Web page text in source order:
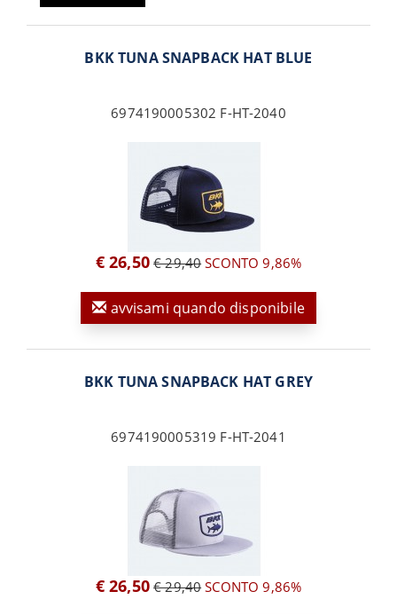
BKK TUNA SNAPBACK HAT BLUE
6974190005302 F-HT-2040
€ 26,50 € 29,40SCONTO 9,86%
avvisami quando disponibile
BKK TUNA SNAPBACK HAT GREY
6974190005319 F-HT-2041
€ 26,50 € 29,40SCONTO 9,86%